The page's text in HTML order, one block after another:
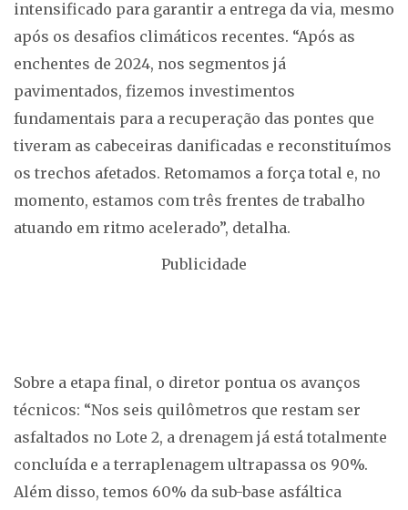
intensificado para garantir a entrega da via, mesmo
após os desafios climáticos recentes. “Após as
enchentes de 2024, nos segmentos já
pavimentados, fizemos investimentos
fundamentais para a recuperação das pontes que
tiveram as cabeceiras danificadas e reconstituímos
os trechos afetados. Retomamos a força total e, no
momento, estamos com três frentes de trabalho
atuando em ritmo acelerado”, detalha.
Publicidade
Sobre a etapa final, o diretor pontua os avanços
técnicos: “Nos seis quilômetros que restam ser
asfaltados no Lote 2, a drenagem já está totalmente
concluída e a terraplenagem ultrapassa os 90%.
Além disso, temos 60% da sub-base asfáltica